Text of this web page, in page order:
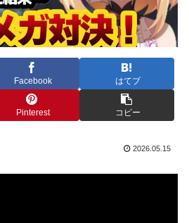
Facebook はてブ
Pinterest コピー
2026.05.15